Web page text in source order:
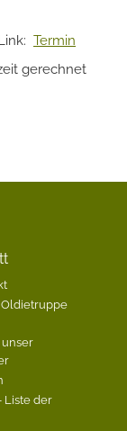
Termin
gerechnet
Liste der